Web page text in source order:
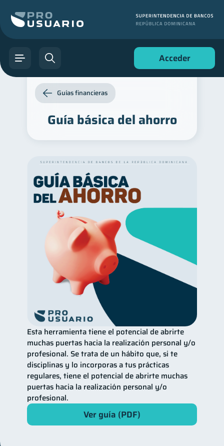
Acceder
Esta herramienta tiene el potencial de abrirte
muchas puertas hacia la realización personal y/o
profesional. Se trata de un hábito que, si te
disciplinas y lo incorporas a tus prácticas
regulares, tiene el potencial de abrirte muchas
puertas hacia la realización personal y/o
profesional.
Ver guía (PDF)
Guía básica del ahorro
Guías financieras